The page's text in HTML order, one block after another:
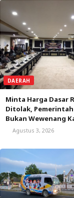
DAERAH
Minta Harga Dasar
Ditolak,
Bukan Wewenang
Menetapkan Harga
Agustus 3, 2026